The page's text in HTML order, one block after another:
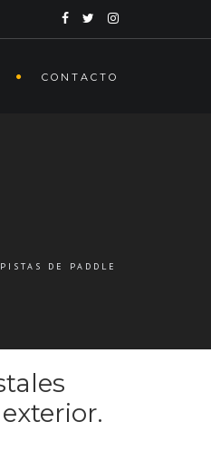
CONTACTO
PISTAS DE PADDLE